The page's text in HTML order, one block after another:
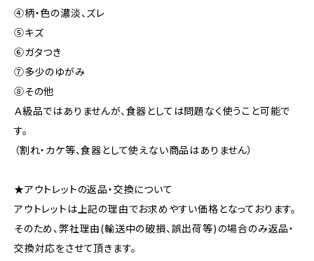
④柄・色の濃淡、ズレ
⑤キズ
⑥ガタつき
⑦多少のゆがみ
⑧その他
Ａ級品ではありませんが、食器としては問題なく使うこと可能で
す。
（割れ・カケ等、食器として使えない商品はありません）
★アウトレットの返品・交換について
アウトレットは上記の理由でお求めやすい価格となっております。
そのため、弊社理由(輸送中の破損、誤出荷等)の場合のみ返品・
交換対応をさせて頂きます。